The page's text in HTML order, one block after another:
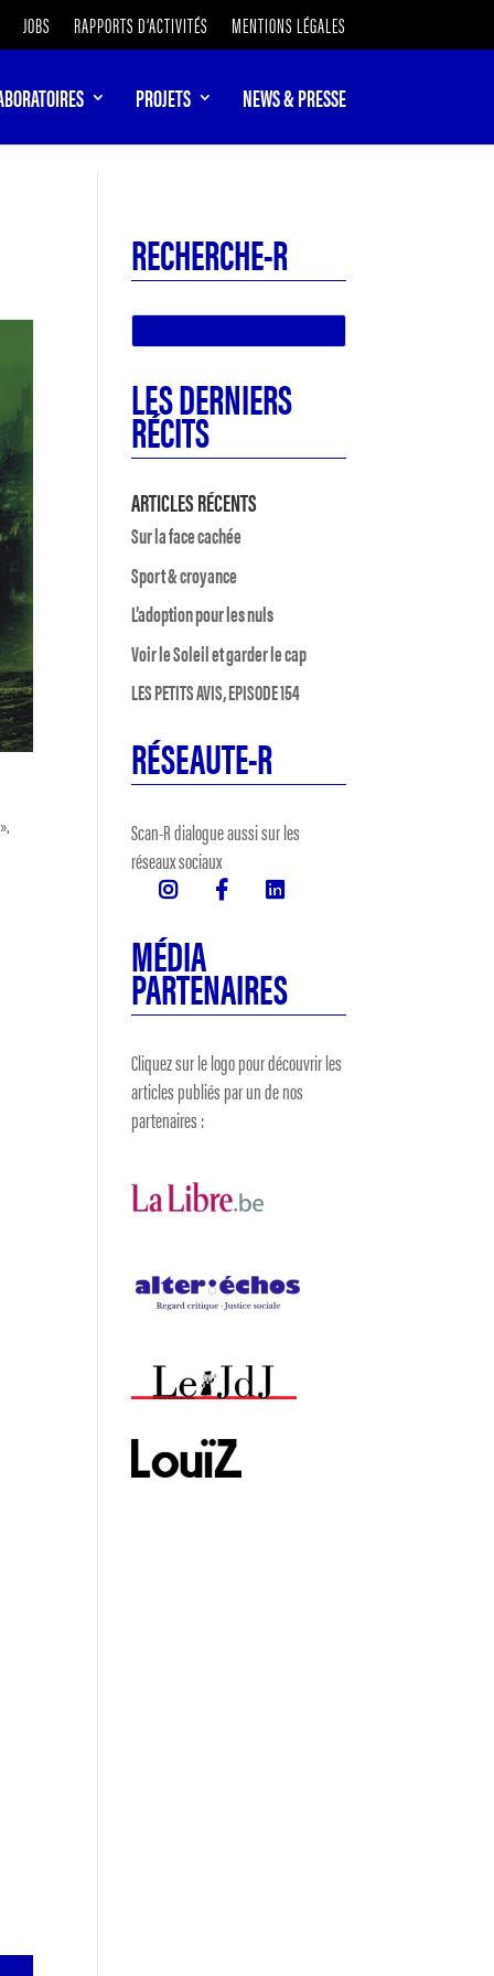
JOBS RAPPORTS D’ACTIVITÉS MENTIONS LÉGALES
PROJETS NEWS & PRESSE
RECHERCHE-R
LES DERNIERS
RÉCITS
ARTICLES RÉCENTS
Sur la face cachée
Sport & croyance
L’adoption pour les nuls
Voir le Soleil et garder le cap
LES PETITS AVIS, EPISODE 154
RÉSEAUTE-R
Scan-R dialogue aussi sur les
réseaux sociaux
MÉDIA
PARTENAIRES
Cliquez sur le logo pour découvrir les
articles publiés par un de nos
partenaires :